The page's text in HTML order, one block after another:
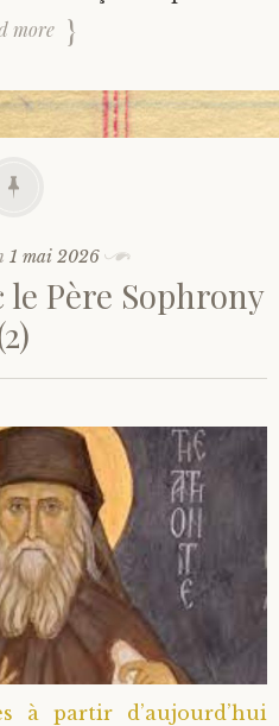
more
1 mai 2026
le Père Sophrony
à partir d’aujourd’hui